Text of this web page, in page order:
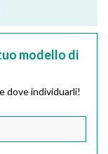
modello di
dove individuarli!